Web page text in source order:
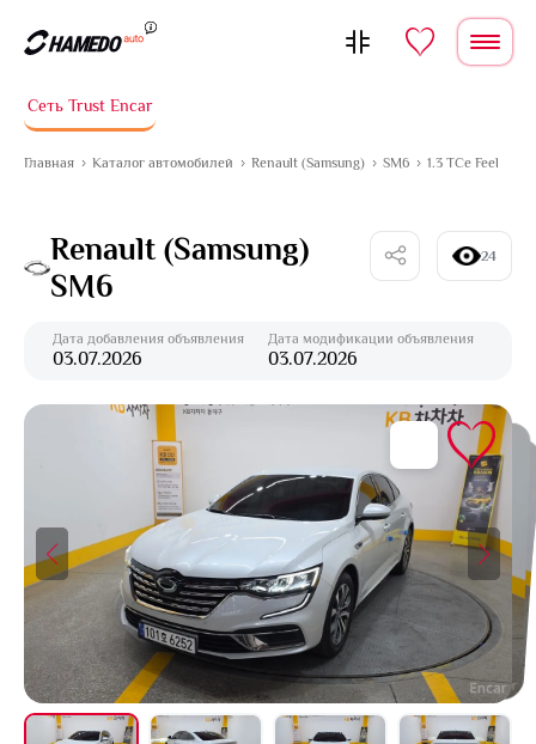
Сеть Trust Encar
Главная Каталог автомобилей Renault (Samsung) SM6 1.3 TCe Feel
Renault (Samsung)
SM6
24
Дата добавления объявления
03.07.2026
Дата модификации объявления
03.07.2026